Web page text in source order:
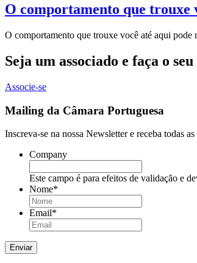
O comportamento que trouxe
O comportamento que trouxe você até aqui
Seja um associado e faça o
Associe-se
Mailing da Câmara Portuguesa
Inscreva-se na nossa Newsletter e receba todas
Company
Este campo é para efeitos de validação e
Nome*
Email*